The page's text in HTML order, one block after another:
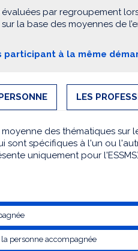
par regroupement
la base des moyennes de
à la même
LES
moyenne des thématiques sur
sont spécifiques à l'un ou
uniquement pour
personne accompagnée